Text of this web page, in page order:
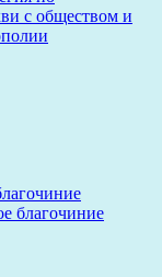
с обществом и
благочиние